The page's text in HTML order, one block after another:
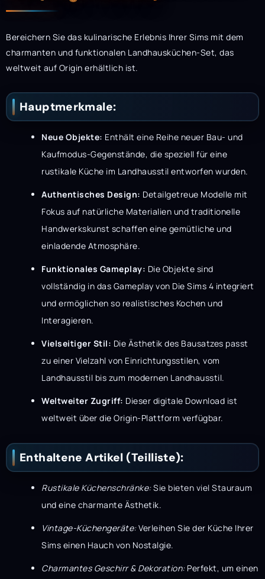
Bereichern Sie das kulinarische Erlebnis Ihrer Sims mit dem
charmanten und funktionalen Landhausküchen-Set, das
weltweit auf Origin erhältlich ist.
Hauptmerkmale:
Neue Objekte: Enthält eine Reihe neuer Bau- und
Kaufmodus-Gegenstände, die speziell für eine
rustikale Küche im Landhausstil entworfen wurden.
Authentisches Design: Detailgetreue Modelle mit
Fokus auf natürliche Materialien und traditionelle
Handwerkskunst schaffen eine gemütliche und
einladende Atmosphäre.
Funktionales Gameplay: Die Objekte sind
vollständig in das Gameplay von Die Sims 4 integriert
und ermöglichen so realistisches Kochen und
Interagieren.
Vielseitiger Stil: Die Ästhetik des Bausatzes passt
zu einer Vielzahl von Einrichtungsstilen, vom
Landhausstil bis zum modernen Landhausstil.
Weltweiter Zugriff: Dieser digitale Download ist
weltweit über die Origin-Plattform verfügbar.
Enthaltene Artikel (Teilliste):
Rustikale Küchenschränke:Sie bieten viel Stauraum
und eine charmante Ästhetik.
Vintage-Küchengeräte:Verleihen Sie der Küche Ihrer
Sims einen Hauch von Nostalgie.
Charmantes Geschirr & Dekoration:Perfekt, um einen